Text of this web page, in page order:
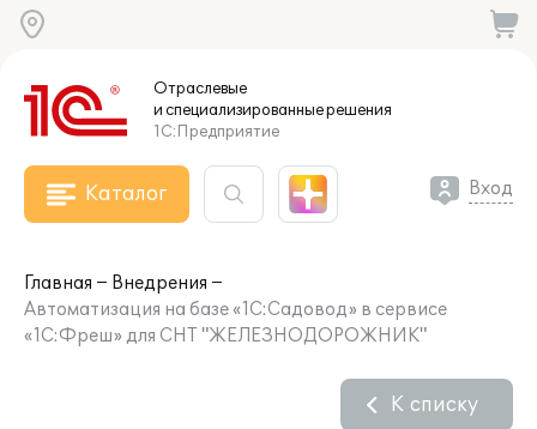
Отраслевые
и специализированныерешения
1С:Предприятие
Каталог Вход
Главная
Внедрения
Автоматизация на базе «1C:Садовод» в сервисе
«1С:Фреш» для СНТ "ЖЕЛЕЗНОДОРОЖНИК"
К списку